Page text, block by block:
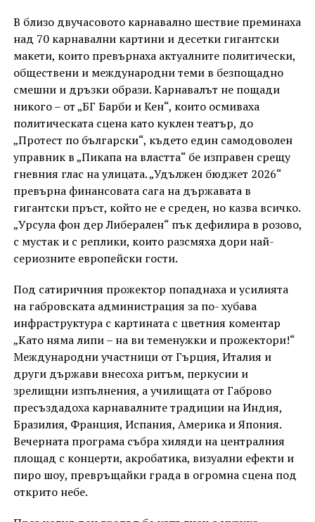
В близо двучасовото карнавално шествие преминаха
над 70 карнавални картини и десетки гигантски
макети, които превърнаха актуалните политически,
обществени и международни теми в безпощадно
смешни и дръзки образи. Карнавалът не пощади
никого – от „БГ Барби и Кен“, които осмиваха
политическата сцена като куклен театър, до
„Протест по български“, където един самодоволен
управник в „Пикапа на властта“ бе изправен срещу
гневния глас на улицата. „Удължен бюджет 2026“
превърна финансовата сага на държавата в
гигантски пръст, който не е среден, но казва всичко.
„Урсула фон дер Либерален“ пък дефилира в розово,
с мустак и с реплики, които разсмяха дори най-
сериозните европейски гости.
Под сатиричния прожектор попаднаха и усилията
на габровската администрация за по- хубава
инфраструктура с картината с цветния коментар
„Като няма липи – на ви теменужки и прожектори!“
Международни участници от Гърция, Италия и
други държави внесоха ритъм, перкусии и
зрелищни изпълнения, а училищата от Габрово
пресъздадоха карнавалните традиции на Индия,
Бразилия, Франция, Испания, Америка и Япония.
Вечерната програма събра хиляди на централния
площад с концерти, акробатика, визуални ефекти и
пиро шоу, превръщайки града в огромна сцена под
открито небе.